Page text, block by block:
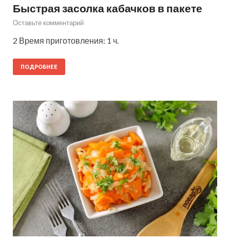
Быстрая засолка кабачков в пакете
Оставьте комментарий
2 Время приготовления: 1 ч.
ПОДРОБНЕЕ